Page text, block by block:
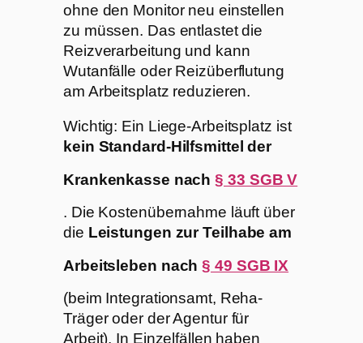
ohne den Monitor neu einstellen
zu müssen. Das entlastet die
Reizverarbeitung und kann
Wutanfälle oder Reizüberflutung
am Arbeitsplatz reduzieren.
Wichtig: Ein Liege-Arbeitsplatz ist
kein Standard-Hilfsmittel der
Krankenkasse nach§ 33 SGB V
. Die Kostenübernahme läuft über
die Leistungen zur Teilhabe am
Arbeitsleben nach§ 49 SGB IX
(beim Integrationsamt, Reha-
Träger oder der Agentur für
Arbeit). In Einzelfällen haben